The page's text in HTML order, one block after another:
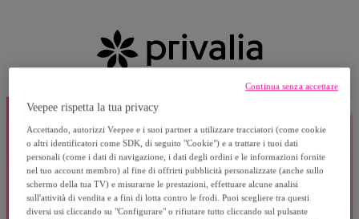
Veepee rispetta la tua privacy
Accettando, autorizzi Veepee e i suoi partner a utilizzare tracciatori (come cookie
o altri identificatori come SDK, di seguito "Cookie") e a trattare i tuoi dati
personali (come i dati di navigazione, i dati degli ordini e le informazioni fornite
nel tuo account membro) al fine di offrirti pubblicità personalizzate (anche sullo
schermo della tua TV) e misurarne le prestazioni, effettuare alcune analisi
sull'attività di vendita e a fini di lotta contro le frodi. Puoi scegliere tra questi
diversi usi cliccando su "Configurare" o rifiutare tutto cliccando sul pulsante
Continua senza accettare